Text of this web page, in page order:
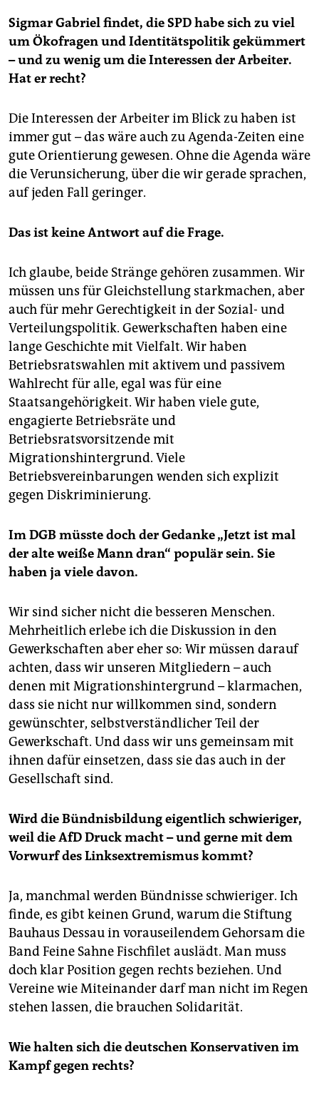
Sigmar Gabriel findet, die SPD habe sich zu viel
um Ökofragen und Identitätspolitik gekümmert
– und zu wenig um die Interessen der Arbeiter.
Hat er recht?
Die Interessen der Arbeiter im Blick zu haben ist
immer gut – das wäre auch zu Agenda-Zeiten eine
gute Orientierung gewesen. Ohne die Agenda wäre
die Verunsicherung, über die wir gerade sprachen,
auf jeden Fall geringer.
Das ist keine Antwort auf die Frage.
Ich glaube, beide Stränge gehören zusammen. Wir
müssen uns für Gleichstellung starkmachen, aber
auch für mehr Gerechtigkeit in der Sozial- und
Verteilungspolitik. Gewerkschaften haben eine
lange Geschichte mit Vielfalt. Wir haben
Betriebsratswahlen mit aktivem und passivem
Wahlrecht für alle, egal was für eine
Staatsangehörigkeit. Wir haben viele gute,
engagierte Betriebsräte und
Betriebsratsvorsitzende mit
Migrationshintergrund. Viele
Betriebsvereinbarungen wenden sich explizit
gegen Diskriminierung.
Im DGB müsste doch der Gedanke „Jetzt ist mal
der alte weiße Mann dran“ populär sein. Sie
haben ja viele davon.
Wir sind sicher nicht die besseren Menschen.
Mehrheitlich erlebe ich die Diskussion in den
Gewerkschaften aber eher so: Wir müssen darauf
achten, dass wir unseren Mitgliedern – auch
denen mit Migrationshintergrund – klarmachen,
dass sie nicht nur willkommen sind, sondern
gewünschter, selbstverständlicher Teil der
Gewerkschaft. Und dass wir uns gemeinsam mit
ihnen dafür einsetzen, dass sie das auch in der
Gesellschaft sind.
Wird die Bündnisbildung eigentlich schwieriger,
weil die AfD Druck macht – und gerne mit dem
Vorwurf des Linksextremismus kommt?
Ja, manchmal werden Bündnisse schwieriger. Ich
finde, es gibt keinen Grund, warum die Stiftung
Bauhaus Dessau in vorauseilendem Gehorsam die
Band Feine Sahne Fischfilet auslädt. Man muss
doch klar Position gegen rechts beziehen. Und
Vereine wie Miteinander darf man nicht im Regen
stehen lassen, die brauchen Solidarität.
Wie halten sich die deutschen Konservativen im
Kampf gegen rechts?